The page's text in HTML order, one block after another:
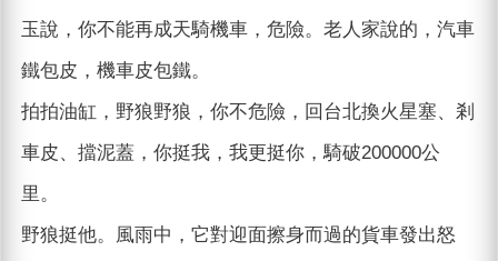
玉說，你不能再成天騎機車，危險。老人家說的，汽車
鐵包皮，機車皮包鐵。
拍拍油缸，野狼野狼，你不危險，回台北換火星塞、剎
車皮、擋泥蓋，你挺我，我更挺你，騎破200000公
里。
野狼挺他。風雨中，它對迎面擦身而過的貨車發出怒